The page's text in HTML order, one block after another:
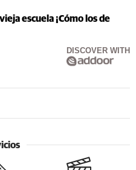
escuela ¡Cómo los de
DISCOVER WITH